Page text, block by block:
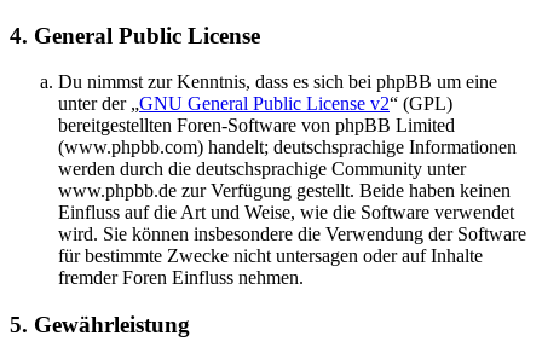
4. General Public License
Du nimmst zur Kenntnis, dass es sich bei phpBB um eine
unter der „GNU General Public License v2“ (GPL)
bereitgestellten Foren-Software von phpBB Limited
(www.phpbb.com) handelt; deutschsprachige Informationen
werden durch die deutschsprachige Community unter
www.phpbb.de zur Verfügung gestellt. Beide haben keinen
Einfluss auf die Art und Weise, wie die Software verwendet
wird. Sie können insbesondere die Verwendung der Software
für bestimmte Zwecke nicht untersagen oder auf Inhalte
fremder Foren Einfluss nehmen.
5. Gewährleistung